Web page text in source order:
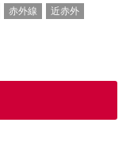
赤外線
近赤外